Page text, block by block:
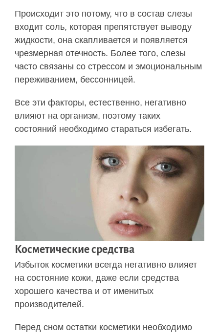
Происходит это потому, что в состав слезы
входит соль, которая препятствует выводу
жидкости, она скапливается и появляется
чрезмерная отечность. Более того, слезы
часто связаны со стрессом и эмоциональным
переживанием, бессонницей.
Все эти факторы, естественно, негативно
влияют на организм, поэтому таких
состояний необходимо стараться избегать.
Косметические средства
Избыток косметики всегда негативно влияет
на состояние кожи, даже если средства
хорошего качества и от именитых
производителей.
Перед сном остатки косметики необходимо